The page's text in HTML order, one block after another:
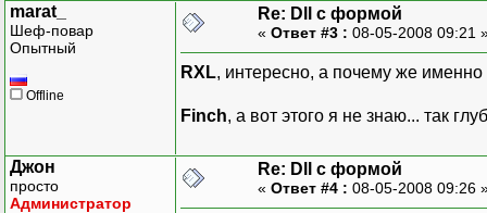
marat_
Шеф-повар
Опытный
Offline
Re: Dll с формой
« Ответ #3 : 08-05-2008 09:21
RXL, интересно, а почему же именно
Finch, а вот этого я не знаю... так
Джон
просто
Администратор
Re: Dll с формой
« Ответ #4 : 08-05-2008 09:26